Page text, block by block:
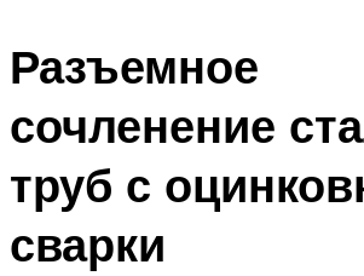
Разъемное
сочленение
труб с
сварки